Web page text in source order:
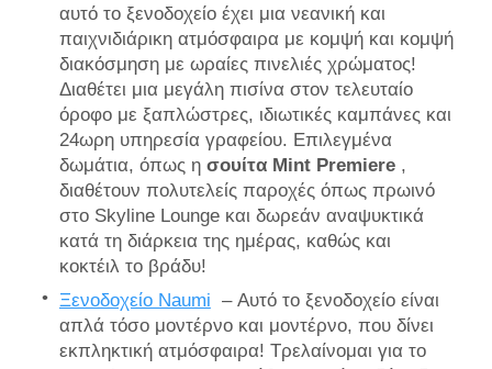
αυτό το ξενοδοχείο έχει μια νεανική και
παιχνιδιάρικη ατμόσφαιρα με κομψή και κομψή
διακόσμηση με ωραίες πινελιές χρώματος!
Διαθέτει μια μεγάλη πισίνα στον τελευταίο
όροφο με ξαπλώστρες, ιδιωτικές καμπάνες και
24ωρη υπηρεσία γραφείου. Επιλεγμένα
δωμάτια, όπως η σουίτα Mint Premiere,
διαθέτουν πολυτελείς παροχές όπως πρωινό
στο Skyline Lounge και δωρεάν αναψυκτικά
κατά τη διάρκεια της ημέρας, καθώς και
κοκτέιλ το βράδυ!
Ξενοδοχείο Naumi – Αυτό το ξενοδοχείο είναι
απλά τόσο μοντέρνο και μοντέρνο, που δίνει
εκπληκτική ατμόσφαιρα! Τρελαίνομαι για το